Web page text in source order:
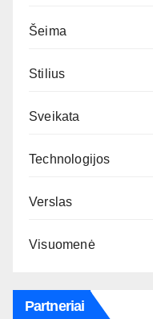
Šeima
Stilius
Sveikata
Technologijos
Verslas
Visuomenė
Partneriai